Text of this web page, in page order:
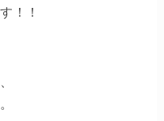
！！